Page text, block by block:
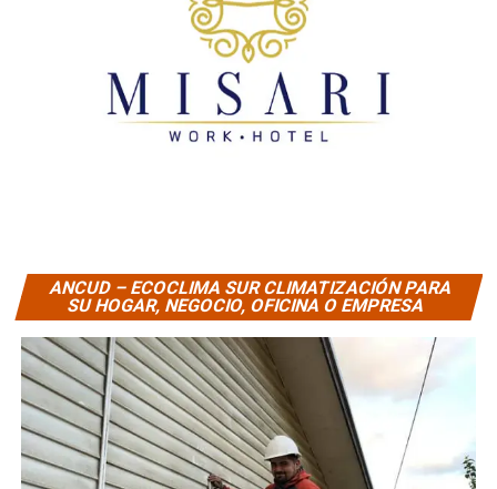
ANCUD – ECOCLIMA SUR CLIMATIZACIÓN PARA
SU HOGAR, NEGOCIO, OFICINA O EMPRESA